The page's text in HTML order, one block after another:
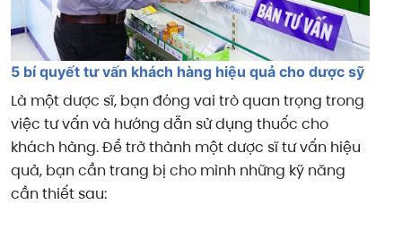
5 bí quyết tư vấn khách hàng hiệu quả cho dược sỹ
Là một dược sĩ, bạn đóng vai trò quan trọng trong
việc tư vấn và hướng dẫn sử dụng thuốc cho
khách hàng. Để trở thành một dược sĩ tư vấn hiệu
quả, bạn cần trang bị cho mình những kỹ năng
cần thiết sau: